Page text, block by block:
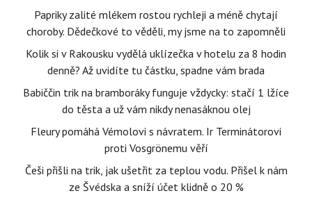
Papriky zalité mlékem rostou rychleji a méně chytají
choroby. Dědečkové to věděli, my jsme na to zapomněli
Kolik si v Rakousku vydělá uklízečka v hotelu za 8 hodin
denně? Až uvidíte tu částku, spadne vám brada
Babiččin trik na bramboráky funguje vždycky: stačí 1 lžíce
do těsta a už vám nikdy nenasáknou olej
Fleury pomáhá Vémolovi s návratem. Ir Terminátorovi
proti Vosgrönemu věří
Češi přišli na trik, jak ušetřit za teplou vodu. Přišel k nám
ze Švédska a sníží účet klidně o 20 %